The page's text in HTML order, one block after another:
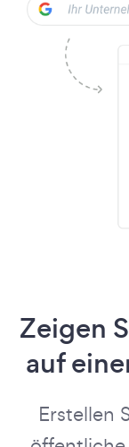
Zeigen
auf
Erstellen